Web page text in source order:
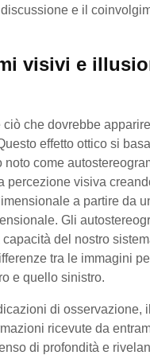
e il
visivi e
ciò che dovrebbe
effetto ottico si
come
percezione visiva
a partire da
Gli
del nostro
tra le immagini
e quello sinistro.
di osservazione,
ricevute da
di profondità e